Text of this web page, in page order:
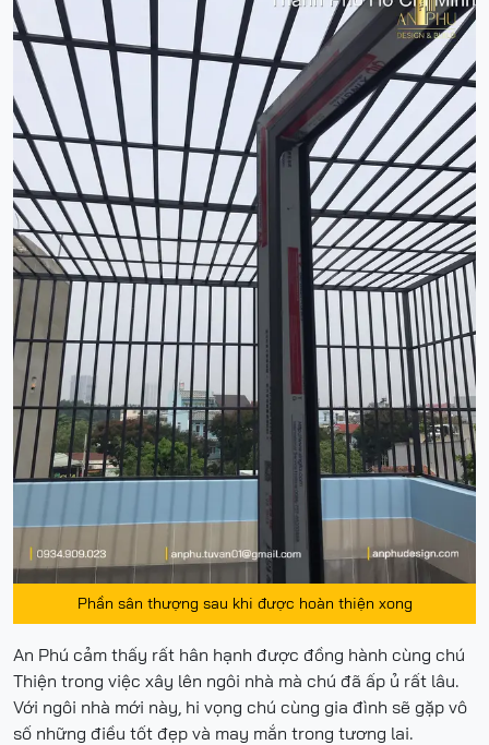
Phần sân thượng sau khi được hoàn thiện xong
An Phú cảm thấy rất hân hạnh được đồng hành cùng chú
Thiện trong việc xây lên ngôi nhà mà chú đã ấp ủ rất lâu.
Với ngôi nhà mới này, hi vọng chú cùng gia đình sẽ gặp vô
số những điều tốt đẹp và may mắn trong tương lai.